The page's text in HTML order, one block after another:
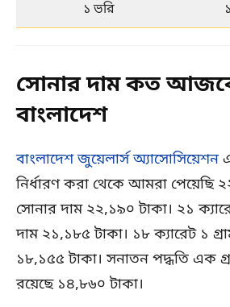
১ ভরি
সোনার দাম কত
বাংলাদেশ
বাংলাদেশ জুয়েলার্স অ্যাসোসিয়েশন
নির্ধারণ করা থেকে আমরা পেয়েছি
সোনার দাম ২২,১৯০ টাকা। ২১
দাম ২১,১৮৫ টাকা। ১৮ ক্যারেট ১
১৮,১৫৫ টাকা। সনাতন পদ্ধতি এক
রয়েছে ১৪,৮৬০ টাকা।